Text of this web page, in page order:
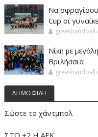
Να
Cup οι
Νίκη με
Βριλήσσια
ΔΗΜΟΦΙΛΗ
Σώστε το χάντμπολ
ΣΤΟ +2 Η ΑΕΚ